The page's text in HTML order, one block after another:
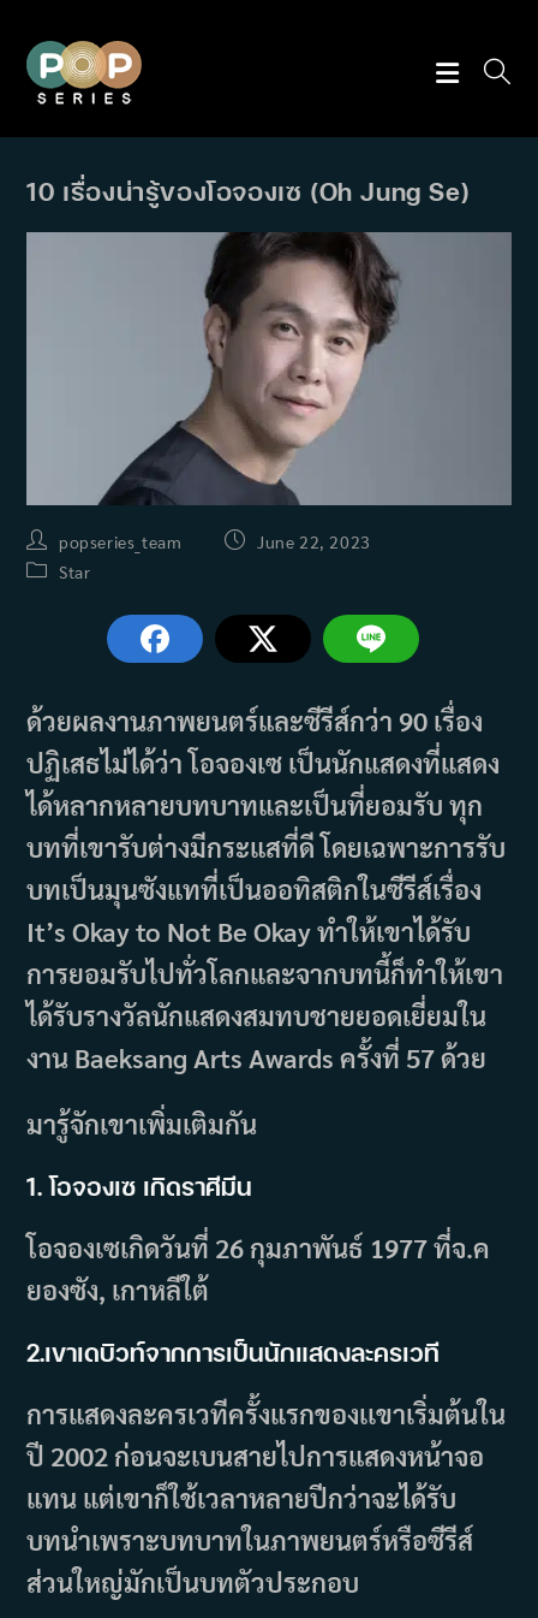
content
10 เรื่องน่ารู้ของโอจองเซ (Oh Jung Se)
Post
author:
popseries_team
Post June 22, 2023
PostStar
ด้วยผลงานภาพยนตร์และซีรีส์กว่า 90 เรื่อง
ปฏิเสธไม่ได้ว่า โอจองเซ เป็นนักแสดงที่แสดง
ได้หลากหลายบทบาทและเป็นที่ยอมรับ ทุก
บทที่เขารับต่างมีกระแสที่ดี โดยเฉพาะการรับ
บทเป็นมุนซังแทที่เป็นออทิสติกในซีรีส์เรื่อง
It’s Okay to Not Be Okay ทำให้เขาได้รับ
การยอมรับไปทั่วโลกและจากบทนี้ก็ทำให้เขา
ได้รับรางวัลนักแสดงสมทบชายยอดเยี่ยมใน
งาน Baeksang Arts Awards ครั้งที่ 57 ด้วย
มารู้จักเขาเพิ่มเติมกัน
1. โอจองเซ เกิดราศีมีน
โอจองเซเกิดวันที่ 26 กุมภาพันธ์ 1977 ที่จ.ค
ยองซัง, เกาหลีใต้
2.เขาเดบิวท์จากการเป็นนักแสดงละครเวที
การแสดงละครเวทีครั้งแรกของเเขาเริ่มต้นใน
ปี 2002 ก่อนจะเบนสายไปการแสดงหน้าจอ
แทน แต่เขาก็ใช้เวลาหลายปีกว่าจะได้รับ
บทนำเพราะบทบาทในภาพยนตร์หรือซีรีส์
ส่วนใหญ่มักเป็นบทตัวประกอบ